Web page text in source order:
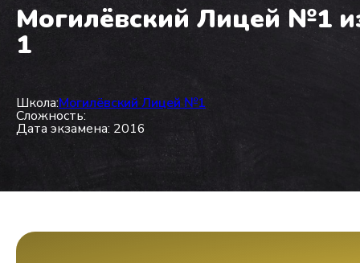
Могилёвский Лицей №1
1
Школа:Могилёвский Лицей №1
Сложность:
Дата экзамена: 2016